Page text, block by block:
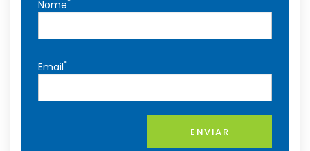
Nome
Email*
ENVIAR